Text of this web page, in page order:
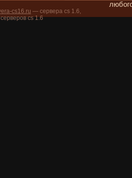
cs16.ru — сервера cs 1.6,
cs 1.6